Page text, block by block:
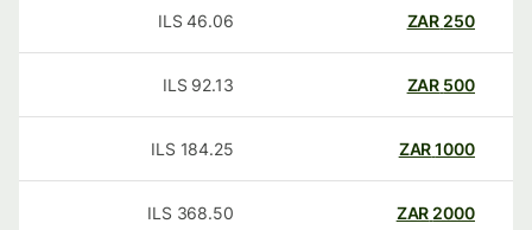
250
ZAR
46.06
ILS
500
ZAR
92.13
ILS
1000
ZAR
184.25
ILS
2000
ZAR
368.50
ILS